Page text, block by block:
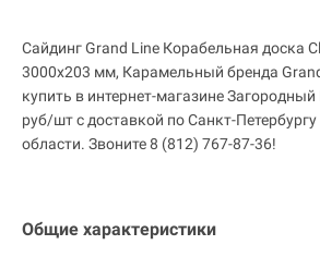
Сайдинг Grand Line Корабельная доска
3000х203 мм, Карамельный бренда
купить в интернет-магазине
руб/шт с доставкой по Санкт-
области. Звоните 8 (812) 767-87-36!
Общие характеристики